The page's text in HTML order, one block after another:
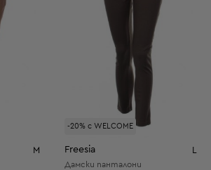
M
-20% с WELCOME
Freesia
Дамски панталони